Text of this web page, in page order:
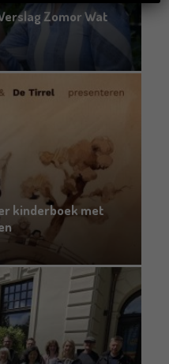
Zomor Wat
kinderboek met